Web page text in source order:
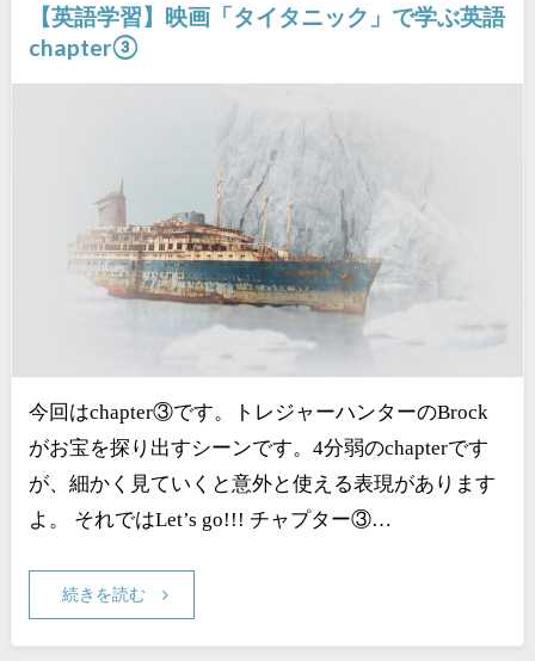
【英語学習】映画「タイタニック」で学ぶ英語
chapter③
今回はchapter③です。トレジャーハンターのBrock
がお宝を探り出すシーンです。4分弱のchapterです
が、細かく見ていくと意外と使える表現があります
よ。 それではLet’s go!!! チャプター③…
続きを読む